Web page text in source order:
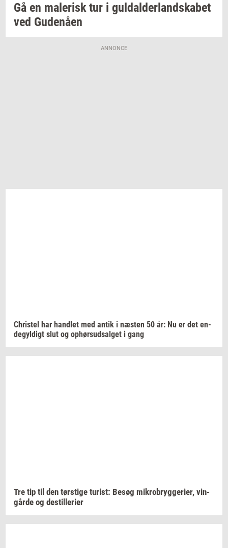
Gå en ma­le­risktur i gul­dal­der­land­ska­bet
ved Gu­denå­en
ANNONCE
Chri­stel har hand­let med antik i næ­sten 50 år: Nu er det en­
de­gyl­digt slut og op­hør­s­ud­sal­get i gang
Tre tip til den tørsti­ge turist: Besøg mi­kro­bryg­ge­ri­er, vin­
går­de og destil­le­ri­er